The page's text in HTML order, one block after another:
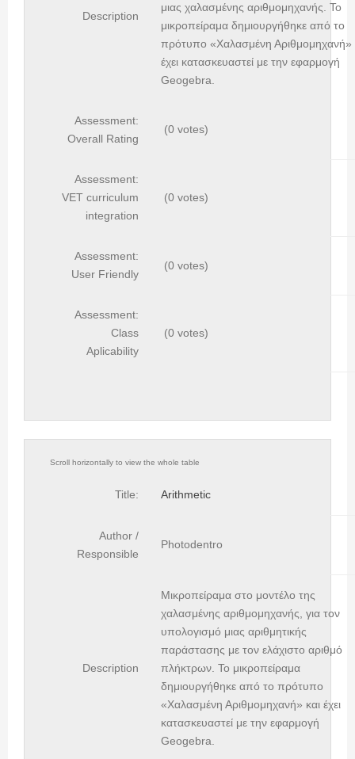
Description
μιας χαλασμένης αριθμομηχανής. To
μικροπείραμα δημιουργήθηκε από το
πρότυπο «Χαλασμένη Αριθμομηχανή»
έχει κατασκευαστεί με την εφαρμογή
Geogebra.
Assessment:
Overall Rating
(0 votes)
Assessment:
VET curriculum
integration
(0 votes)
Assessment:
User Friendly
(0 votes)
Assessment:
Class
Aplicability
(0 votes)
Title: Arithmetic
Author /
Responsible
Photodentro
Description
Μικροπείραμα στο μοντέλο της
χαλασμένης αριθμομηχανής, για τον
υπολογισμό μιας αριθμητικής
παράστασης με τον ελάχιστο αριθμό
πλήκτρων. To μικροπείραμα
δημιουργήθηκε από το πρότυπο
«Χαλασμένη Αριθμομηχανή» και έχει
κατασκευαστεί με την εφαρμογή
Geogebra.